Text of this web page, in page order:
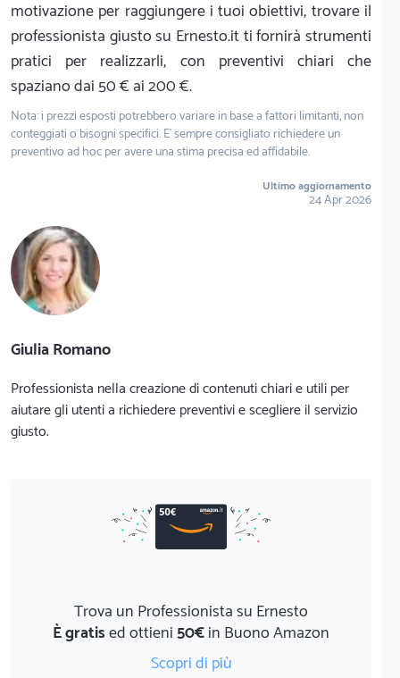
motivazione per raggiungere i tuoi obiettivi, trovare il
professionista giusto su Ernesto.it ti fornirà strumenti
pratici per realizzarli, con preventivi chiari che
spaziano dai 50 € ai 200 €.
Nota: i prezzi esposti potrebbero variare in base a fattori limitanti, non
conteggiati o bisogni specifici. E' sempre consigliato richiedere un
preventivo ad hoc per avere una stima precisa ed affidabile.
Ultimo aggiornamento
24 Apr 2026
Giulia Romano
Professionista nella creazione di contenuti chiari e utili per
aiutare gli utenti a richiedere preventivi e scegliere il servizio
giusto.
Trova un Professionista su Ernesto
È gratised ottieni50€in Buono Amazon
Scopri di più